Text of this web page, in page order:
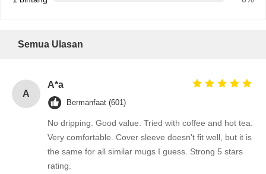
Semua Ulasan
A
A*a
Bermanfaat (601)
No dripping. Good value. Tried with coffee and hot tea.
Very comfortable. Cover sleeve doesn't fit well, but it is
the same for all similar mugs I guess. Strong 5 stars
rating.